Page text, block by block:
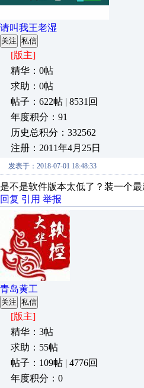
请叫我王老湿
关注 私信
[版主]
精华：0帖
求助：0帖
帖子：622帖 | 8531回
年度积分：91
历史总积分：332562
注册：2011年4月25日
发表于：2018-07-01 18:48:33
是不是软件版本太低了？装一个
回复 引用 举报
青岛黄工
关注 私信
[版主]
精华：3帖
求助：55帖
帖子：109帖 | 4776回
年度积分：0